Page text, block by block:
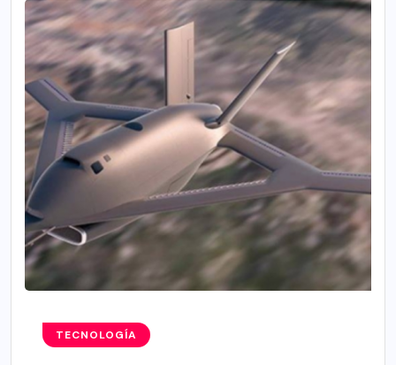
TECNOLOGÍA